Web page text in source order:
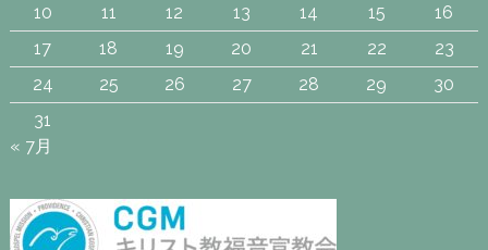
10
11 12 13 14 15
16
17
18 19 20 21 22
23
24
25 26 27 28 29
30
31
« 7月